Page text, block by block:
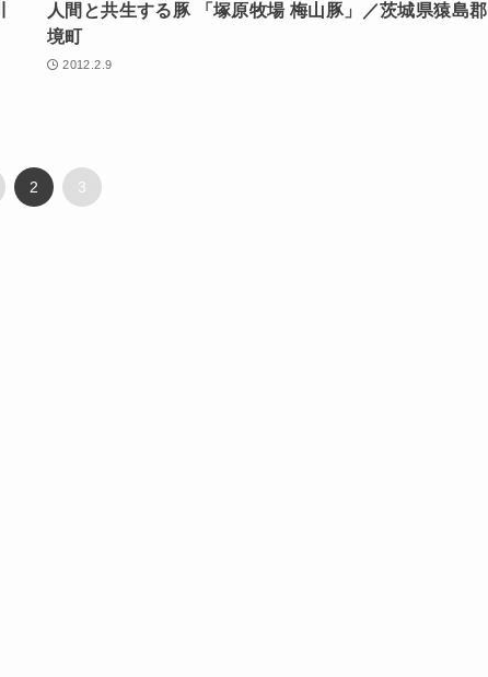
人間と共生する豚 「塚原牧場 梅山豚」／茨城県猿島郡
境町
2012.2.9
2 3